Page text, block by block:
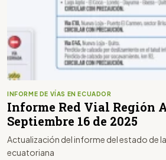
INFORME DE VÍAS EN ECUADOR
Informe Red Vial Región
Septiembre 16 de 2025
Actualización del informe del estado de
ecuatoriana